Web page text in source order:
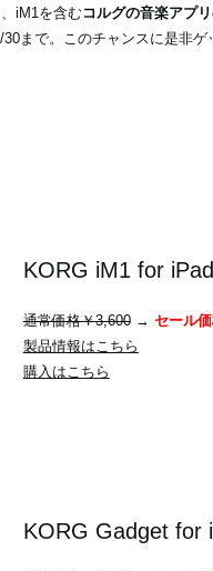
iM1を含むコルグの音楽アプ
30まで。このチャンスに是非ゲ
KORG iM1 for iPad
通常価格￥3,600→ セール
製品情報はこちら
購入はこちら
KORG Gadget for